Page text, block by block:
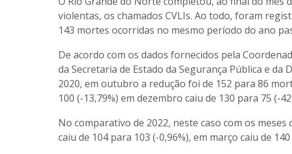
violentas, os chamados CVLIs. Ao todo, foram
143 mortes ocorridas no mesmo período do ano
De acordo com os dados fornecidos pela
da Secretaria de Estado da Segurança Pública e da
2020, em outubro a redução foi de 152 para 86
100 (-13,79%) em dezembro caiu de 130 para 75 (-
No comparativo de 2022, neste caso com os
caiu de 104 para 103 (-0,96%), em março caiu de